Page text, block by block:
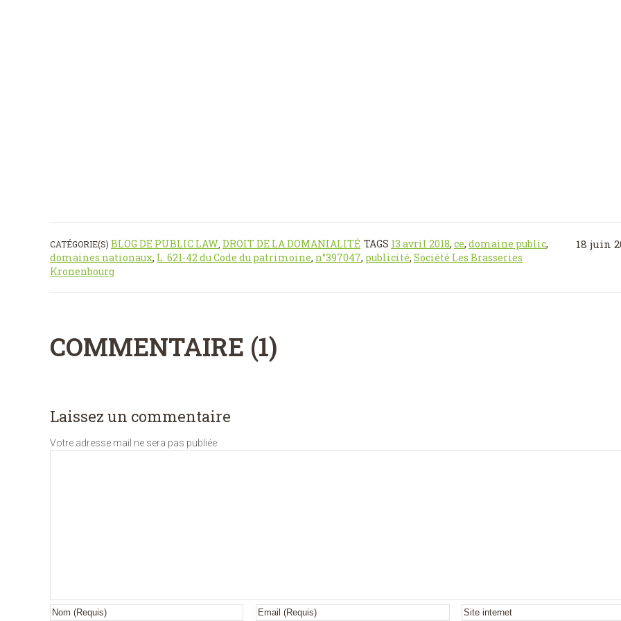
18 juin
CATÉGORIE(S) BLOG DE PUBLIC LAW DROIT DE LA DOMANIALITÉ TAGS 13 avril 2018, ce, domaine public,
domaines nationaux, L. 621-42 du Code du patrimoine, n°397047, publicité, Société Les Brasseries
Kronenbourg
COMMENTAIRE (1)
Laissez un commentaire
Votre adresse mail ne sera pas publiée